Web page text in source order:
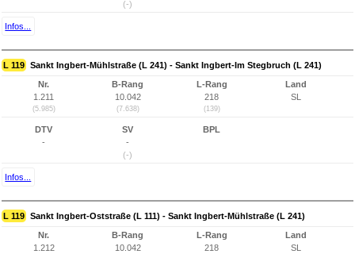
(-)
Infos...
L 119 Sankt Ingbert-Mühlstraße (L 241) - Sankt Ingbert-Im Stegbruch (L 241)
Nr.
1.211
(5.985)
B-Rang
10.042
(7.638)
L-Rang
218
(139)
Land
SL
DTV
-
SV
-
(-)
BPL
Infos...
L 119 Sankt Ingbert-Oststraße (L 111) - Sankt Ingbert-Mühlstraße (L 241)
Nr.
1.212
B-Rang
10.042
L-Rang
218
Land
SL